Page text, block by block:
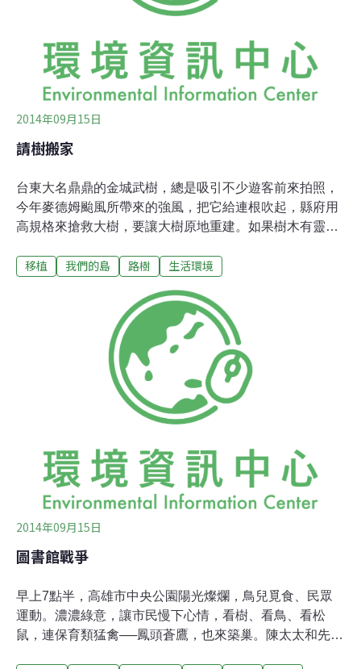
將在2027年到期，嘉惠電力公司近日規劃「嘉惠電力先進
台糖造林地及鳳梨田興建第三期機組及廠房，裝置容量為
1.2GW±10%，目
2014年09月15日
請樹搬家
台東大名鼎鼎的金城武樹，總是吸引不少遊客前來拍照，
今年麥德姆颱風所帶來的強風，把它給連根吹起，縣府用
高規格來搶救大樹，要讓大樹原地重建。如果樹木有靈也
辦法要留下樹；有的地方，樹木卻得遠離家園...像是今年7
緊作業，樹木也被迫急著搬家，因為BRT專用道是縮減台
灣大道的快車道，因此原本分隔島上的樹木，就得移植他
處。學者楊國禎發現市府移植過程為了趕工粗暴移樹，沒
有斷根就直接挖樹，就連耐活的黑板樹都無法存活。為了
交通建設而移樹，並不是頭一遭。台北市光復南路要拓寬
道路，準備移走分隔島上的木棉樹，卻在移植作業時，因
為雙方拉扯而把樹拔成兩段，看在愛樹人眼裡，實在心
江翠國中為了蓋泳池共構的停車場，移植32棵樹木，但業
者修剪手法粗糙，遭到新北市政府開罰4萬5
移植 我們的島 路樹 生活環境
2014年09月15日
圖書館戰爭
早上7點半，高雄市中央公園陽光燦爛，鳥兒覓食、民眾
運動。濃濃綠意，讓市民慢下心情，看樹、看鳥、看松
鼠，連保育類猛禽──鳳頭蒼鷹，也來築巢。陳太太和先生